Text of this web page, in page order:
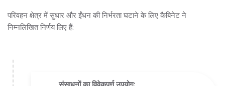
परिवहन क्षेत्र में सुधार और ईंधन की निर्भरता घटाने के लिए कैबिनेट ने
निम्नलिखित निर्णय लिए हैं:
संसाधनों का विवेकपूर्ण उपयोग: